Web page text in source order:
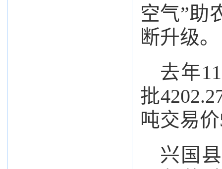
空气”助
断升级。
去年
批
吨交易
兴国